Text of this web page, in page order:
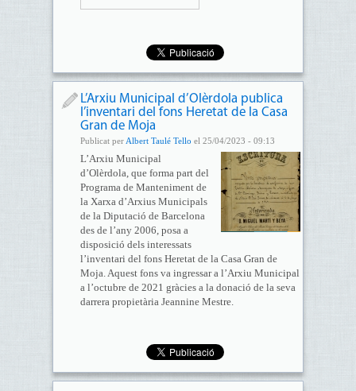
L’Arxiu Municipal d’Olèrdola publica
l’inventari del fons Heretat de la Casa
Gran de Moja
Publicat per Albert Taulé Tello el 25/04/2023 - 09:13
L’Arxiu Municipal
d’Olèrdola, que forma part del
Programa de Manteniment de
la Xarxa d’Arxius Municipals
de la Diputació de Barcelona
des de l’any 2006, posa a
disposició dels interessats
l’inventari del fons Heretat de la Casa Gran de
Moja. Aquest fons va ingressar a l’Arxiu Municipal
a l’octubre de 2021 gràcies a la donació de la seva
darrera propietària Jeannine Mestre.